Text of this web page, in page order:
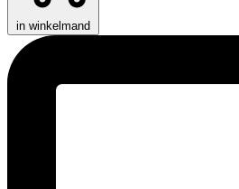
in winkelmand